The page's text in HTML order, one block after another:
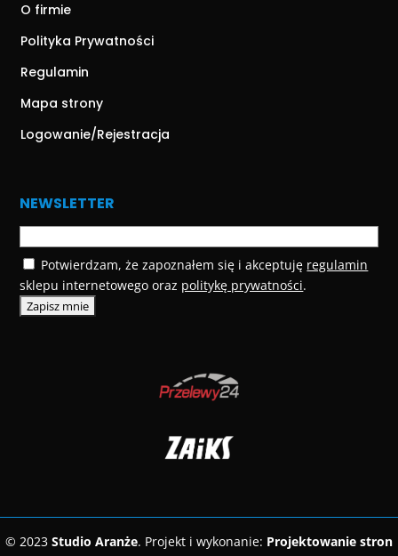
O firmie
Polityka Prywatności
Regulamin
Mapa strony
Logowanie/Rejestracja
NEWSLETTER
Potwierdzam, że zapoznałem się i akceptuję regulamin
sklepu internetowego oraz politykę prywatności.
© 2023 Studio Aranże. Projekt i wykonanie: Projektowanie stron